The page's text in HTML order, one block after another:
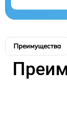
Преимущества